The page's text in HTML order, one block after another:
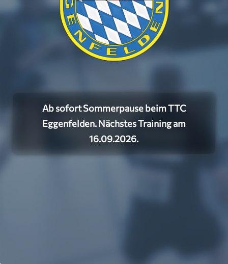
Ab sofort Sommerpause beim TTC
Eggenfelden. Nächstes Training am
16.09.2026.